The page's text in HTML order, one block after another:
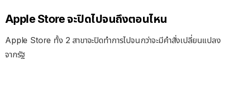
Apple Store จะปิดไปจนถึงตอนไหน
Apple Store ทั้ง 2 สาขาจะปิดทำการไปจนกว่าจะมีคำสั่งเปลี่ยนแปลง
จากรัฐ